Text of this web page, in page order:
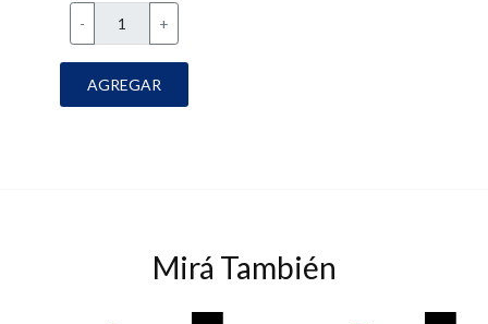
- +
AGREGAR
Mirá También